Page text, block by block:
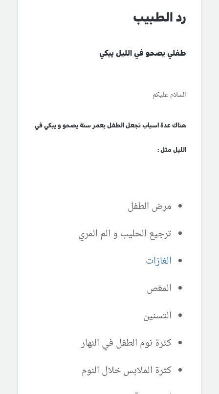
رد الطبيب
طفلي يصحو في الليل يبكي
السلام عليكم
هناك عدة اسباب تجعل الطفل بعمر سنة يصحو و يبكي في
الليل مثل :
مرض الطفل
ترجيع الحليب و الم المري
الغازات
المغص
التسنين
كثرة نوم الطفل في النهار
كثرة الملابس خلال النوم